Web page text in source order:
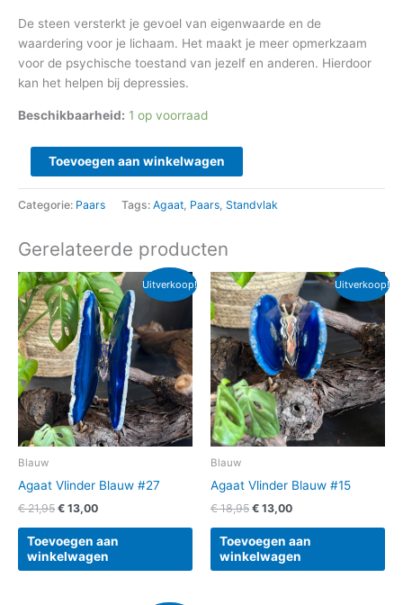
De steen versterkt je gevoel van eigenwaarde en de
waardering voor je lichaam. Het maakt je meer opmerkzaam
voor de psychische toestand van jezelf en anderen. Hierdoor
kan het helpen bij depressies.
Beschikbaarheid: 1 op voorraad
Toevoegen aan winkelwagen
Categorie: Paars Tags: Agaat Paars Standvlak
Gerelateerde producten
Uitverkoop!
Blauw
Agaat Vlinder Blauw #27
€21,95
Oorspronkelijke
prijs
was:
€ 21,95.
€ 13,00
Huidige
prijs
is:
€ 13,00.
Toevoegen aan
winkelwagen
Uitverkoop!
Blauw
Agaat Vlinder Blauw #15
€18,95
Oorspronkelijke
prijs
was:
€ 18,95.
€ 13,00
Huidige
prijs
is:
€ 13,00.
Toevoegen aan
winkelwagen